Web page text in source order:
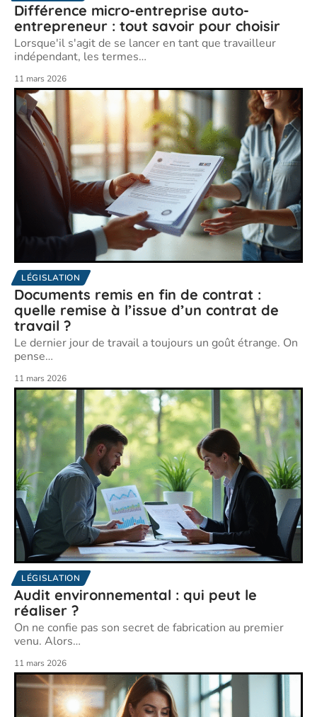
Différence micro-entreprise auto-
entrepreneur : tout savoir pour choisir
Lorsque'il s'agit de se lancer en tant que travailleur
indépendant, les termes…
11 mars 2026
LÉGISLATION
Documents remis en fin de contrat :
quelle remise à l’issue d’un contrat de
travail ?
Le dernier jour de travail a toujours un goût étrange. On
pense…
11 mars 2026
LÉGISLATION
Audit environnemental : qui peut le
réaliser ?
On ne confie pas son secret de fabrication au premier
venu. Alors…
11 mars 2026